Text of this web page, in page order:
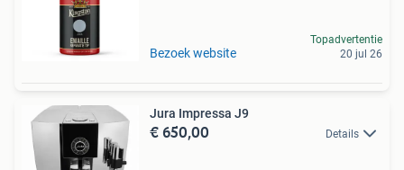
Bezoek website
Topadvertentie
20 jul 26
Jura Impressa J9
€ 650,00 Details